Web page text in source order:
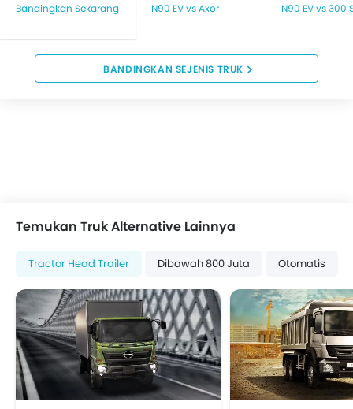
Bandingkan Sekarang N90 EV vs Axor N90 EV vs 300
BANDINGKAN SEJENIS TRUK
Temukan Truk Alternative Lainnya
Tractor Head Trailer Dibawah 800 Juta Otomatis